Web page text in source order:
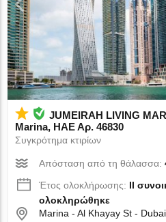
JUMEIRAH LIVING
Marina, ΗΑΕ Αρ. 46830
Συγκρότημα κτιρίων
Απόσταση από τη θάλασσα:
Έτος ολοκλήρωσης: II
ολοκληρώθηκε
Marina - Al Khayay St -